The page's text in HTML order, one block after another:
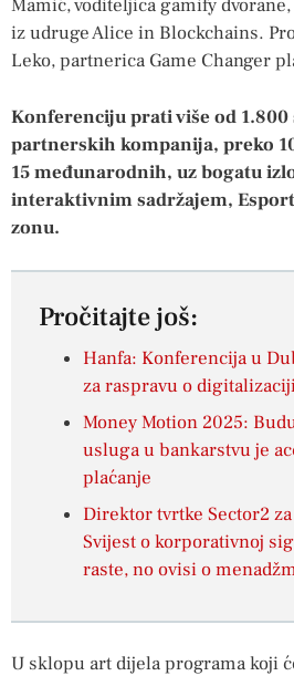
Mamić, voditeljica gamify
iz udruge Alice in Blockchains.
Leko, partnerica Game Changer
Konferenciju prati više od
partnerskih kompanija, preko
15 međunarodnih, uz bogatu
interaktivnim sadržajem,
zonu.
Pročitajte još:
Hanfa: Konferencija u
za raspravu o
Money Motion 2025:
usluga u bankarstvu je
plaćanje
Direktor tvrtke Sector2
Svijest o korporativnoj
raste, no ovisi o
U sklopu art dijela programa koji